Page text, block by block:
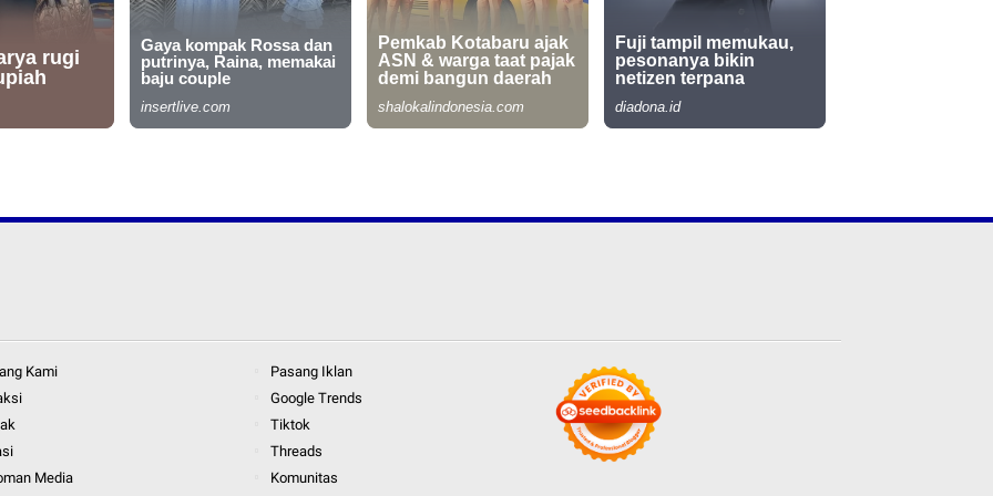
Kami
Media
Pasang Iklan
Google Trends
Tiktok
Threads
Komunitas